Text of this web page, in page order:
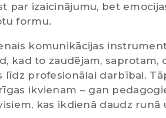
par izaicinājumu, bet
formu.
komunikācijas
kad to zaudējam,
līdz profesionālai darbībai.
ikvienam – gan
kas ikdienā daudz